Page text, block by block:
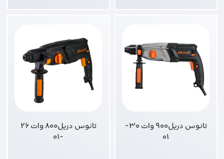
تانوس دریل900 وات 30-
01
تانوس دریل800 وات 26
-01